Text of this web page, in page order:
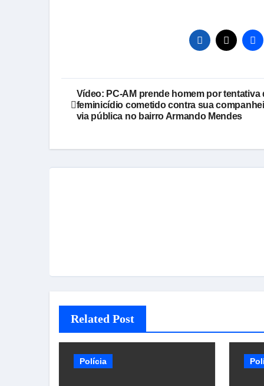
Navegação
de
Vídeo: PC-AM prende homem por tentativa
feminicídio cometido contra sua
via pública no bairro Armando Mendes
Related Post
Polícia